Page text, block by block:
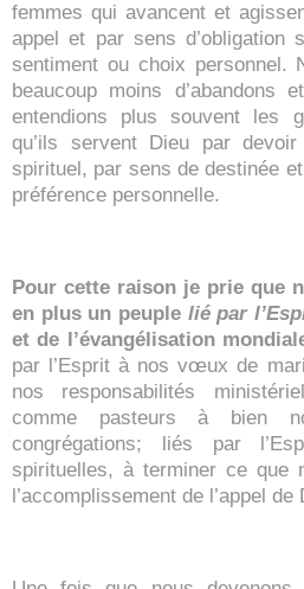
femmes qui avancent et
appel et par sens d’obligation
sentiment ou choix personnel.
beaucoup moins d’abandons
entendions plus souvent les
qu’ils servent Dieu par
spirituel, par sens de destinée
préférence personnelle.
Pour cette raison je prie que
en plus un peuple lié par
et de l’évangélisation
par l’Esprit à nos vœux de
nos responsabilités
comme pasteurs à bien
congrégations; liés par
spirituelles, à terminer ce que
l’accomplissement de l’appel